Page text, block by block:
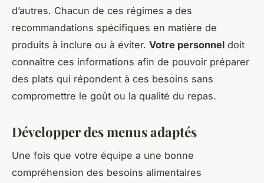
d’autres. Chacun de ces régimes a des
recommandations spécifiques en matière de
produits à inclure ou à éviter. Votre personnel doit
connaître ces informations afin de pouvoir préparer
des plats qui répondent à ces besoins sans
compromettre le goût ou la qualité du repas.
Développer des menus adaptés
Une fois que votre équipe a une bonne
compréhension des besoins alimentaires